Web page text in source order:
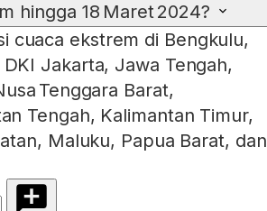
hingga 18 Maret 2024?
cuaca ekstrem di Bengkulu,
Jakarta, Jawa Tengah,
Tenggara Barat,
Tengah, Kalimantan Timur,
Maluku, Papua Barat, dan